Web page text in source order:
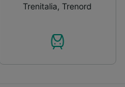
Trenitalia,Trenord